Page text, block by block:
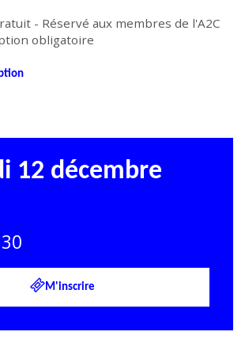
- Réservé aux membres de l'A2C
obligatoire
12 décembre
M'inscrire